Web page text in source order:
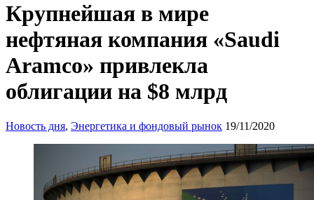
Крупнейшая в мире
нефтяная компания «Saudi
Aramco» привлекла
облигации на $8 млрд
Новость дня, Энергетика и фондовый рынок 19/11/2020